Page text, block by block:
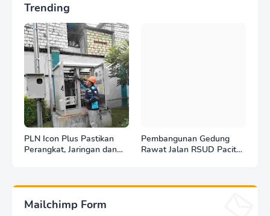
Trending
PLN Icon Plus Pastikan
Perangkat, Jaringan dan
Pembangunan Gedung
Rawat Jalan RSUD Pacitan
Mailchimp Form